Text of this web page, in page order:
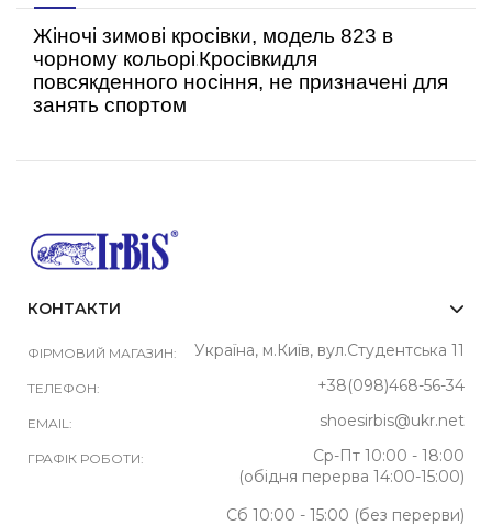
Жіночі зимові кросівки, модель 823 в
чорному кольорі.Кросівкидля
повсякденного носіння, не призначені для
занять спортом
КОНТАКТИ
ФІРМОВИЙ МАГАЗИН: Україна, м.Київ, вул.Студентська 11
ТЕЛЕФОН: +38(098)468-56-34
EMAIL: shoesirbis@ukr.net
ГРАФІК РОБОТИ:
Ср-Пт 10:00 - 18:00
(обідня перерва 14:00-15:00)
Сб 10:00 - 15:00 (без перерви)